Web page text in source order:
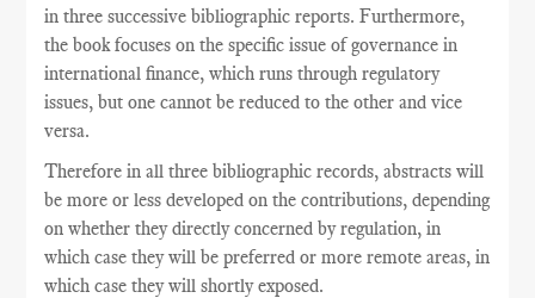
in three successive bibliographic reports. Furthermore,
the book focuses on the specific issue of governance in
international finance, which runs through regulatory
issues, but one cannot be reduced to the other and vice
versa.
Therefore in all three bibliographic records, abstracts will
be more or less developed on the contributions, depending
on whether they directly concerned by regulation, in
which case they will be preferred or more remote areas, in
which case they will shortly exposed.